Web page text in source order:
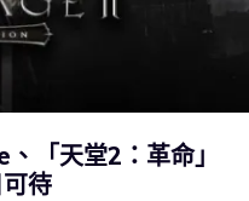
「天堂2：革命」
待